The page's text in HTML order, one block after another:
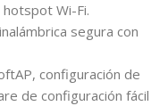
hotspot Wi-Fi.
segura con
configuración de
de configuración fácil